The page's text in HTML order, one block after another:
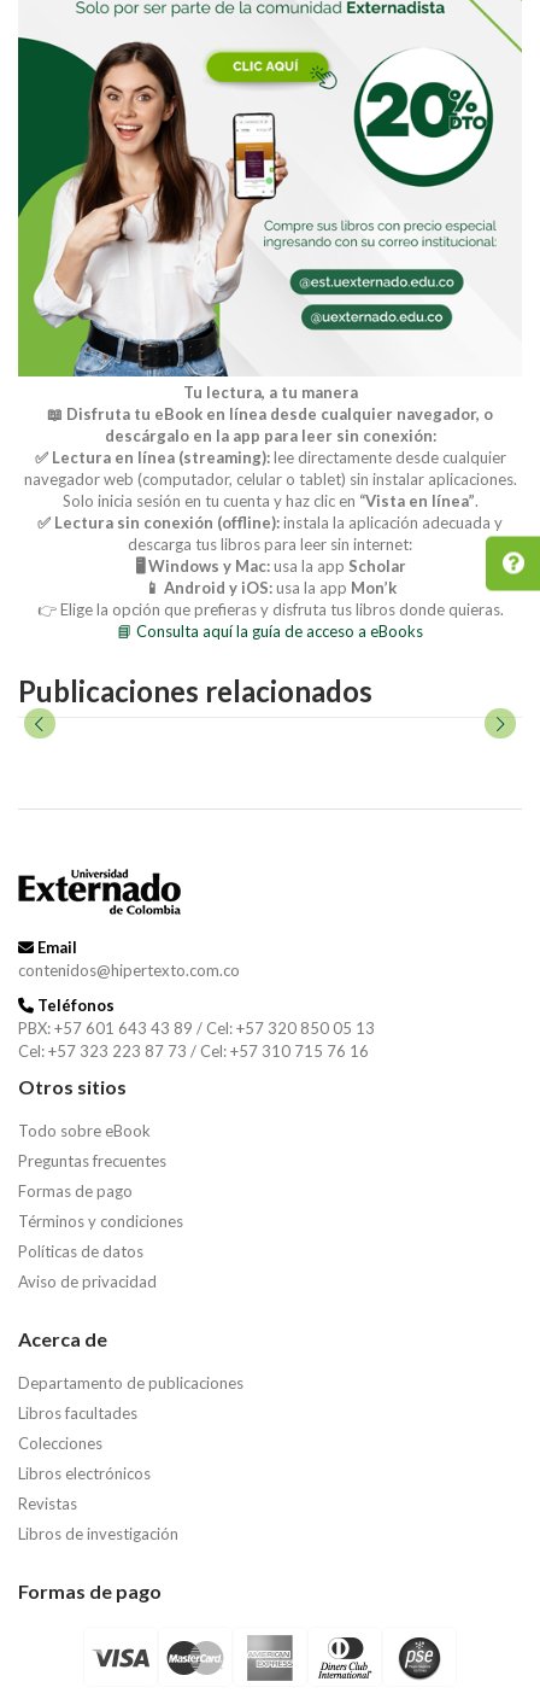
Tu lectura, a tu manera
📖 Disfruta tu eBook en línea desde cualquier navegador, o
descárgalo en la app para leer sin conexión:
✅ Lectura en línea (streaming):lee directamente desde cualquier
navegador web (computador, celular o tablet) sin instalar aplicaciones.
Solo inicia sesión en tu cuenta y haz clic en “Vista en línea”.
✅ Lectura sin conexión (offline):instala la aplicación adecuada y
descarga tus libros para leer sin internet:
🖥️ Windows y Mac:usa la app Scholar
📱 Android y iOS:usa la app Mon’k
👉 Elige la opción que prefieras y disfruta tus libros donde quieras.
📘 Consulta aquí la guía de acceso a eBooks
Publicaciones relacionados
Email
contenidos@hipertexto.com.co
Teléfonos
PBX: +57 601 643 43 89 / Cel: +57 320 850 05 13
Cel: +57 323 223 87 73 / Cel: +57 310 715 76 16
Otros sitios
Todo sobre eBook
Preguntas frecuentes
Formas de pago
Términos y condiciones
Políticas de datos
Aviso de privacidad
Acerca de
Departamento de publicaciones
Libros facultades
Colecciones
Libros electrónicos
Revistas
Libros de investigación
Formas de pago